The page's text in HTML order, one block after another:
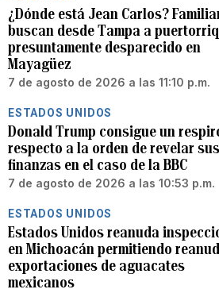
¿Dónde está Jean Carlos?
buscan desde Tampa a
presuntamente desparecido en
Mayagüez
7 de agosto de 2026 a las 11:10 p.m.
ESTADOS UNIDOS
Donald Trump consigue un
respecto a la orden de revelar sus
finanzas en el caso de la BBC
7 de agosto de 2026 a las 10:53 p.m.
ESTADOS UNIDOS
Estados Unidos reanuda
en Michoacán permitiendo
exportaciones de aguacates
mexicanos